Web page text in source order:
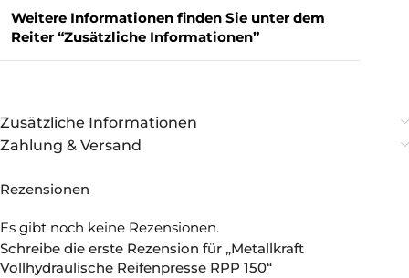
Weitere Informationen finden Sie unter dem
Reiter “Zusätzliche Informationen”
Zusätzliche Informationen
Zahlung & Versand
Rezensionen
Es gibt noch keine Rezensionen.
Schreibe die erste Rezension für „Metallkraft
Vollhydraulische Reifenpresse RPP 150“